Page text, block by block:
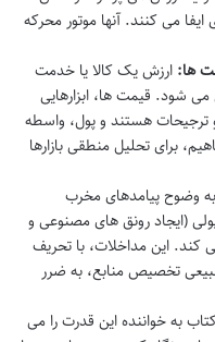
می کنند. آنها موتور محرکه
ها: ارزش یک کالا یا خدمت
شود. قیمت ها، ابزارهایی
و ترجیحات هستند و پول، واسطه
برای تحلیل منطقی بازارها
به وضوح پیامدهای مخرب
(ایجاد رونق های مصنوعی و
کند. این مداخلات، با تحریف
طبیعی تخصیص منابع، به ضرر
به خواننده این قدرت را می